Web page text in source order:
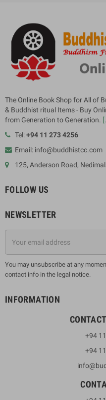
The Online Book Shop for All of
& Buddhist ritual Items - Buy
from Generation to Generation.
Tel:+94 11 273 4256
Email: info@buddhistcc.com
125, Anderson Road,
FOLLOW US
NEWSLETTER
You may unsubscribe at any
contact info in the legal notice.
INFORMATION
+94
+94